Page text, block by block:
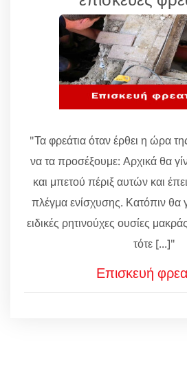
"Τα φρεάτια όταν έρθει η ώρα
να τα προσέξουμε: Αρχικά θα
και μπετού πέριξ αυτών και
πλέγμα ενίσχυσης. Κατόπιν θα
ειδικές ρητινούχες ουσίες
τότε [...]"
Επισκευή